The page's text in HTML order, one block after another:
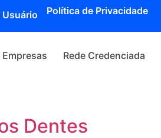
Política de Privacidade
Empresas Rede Credenciada
Dentes